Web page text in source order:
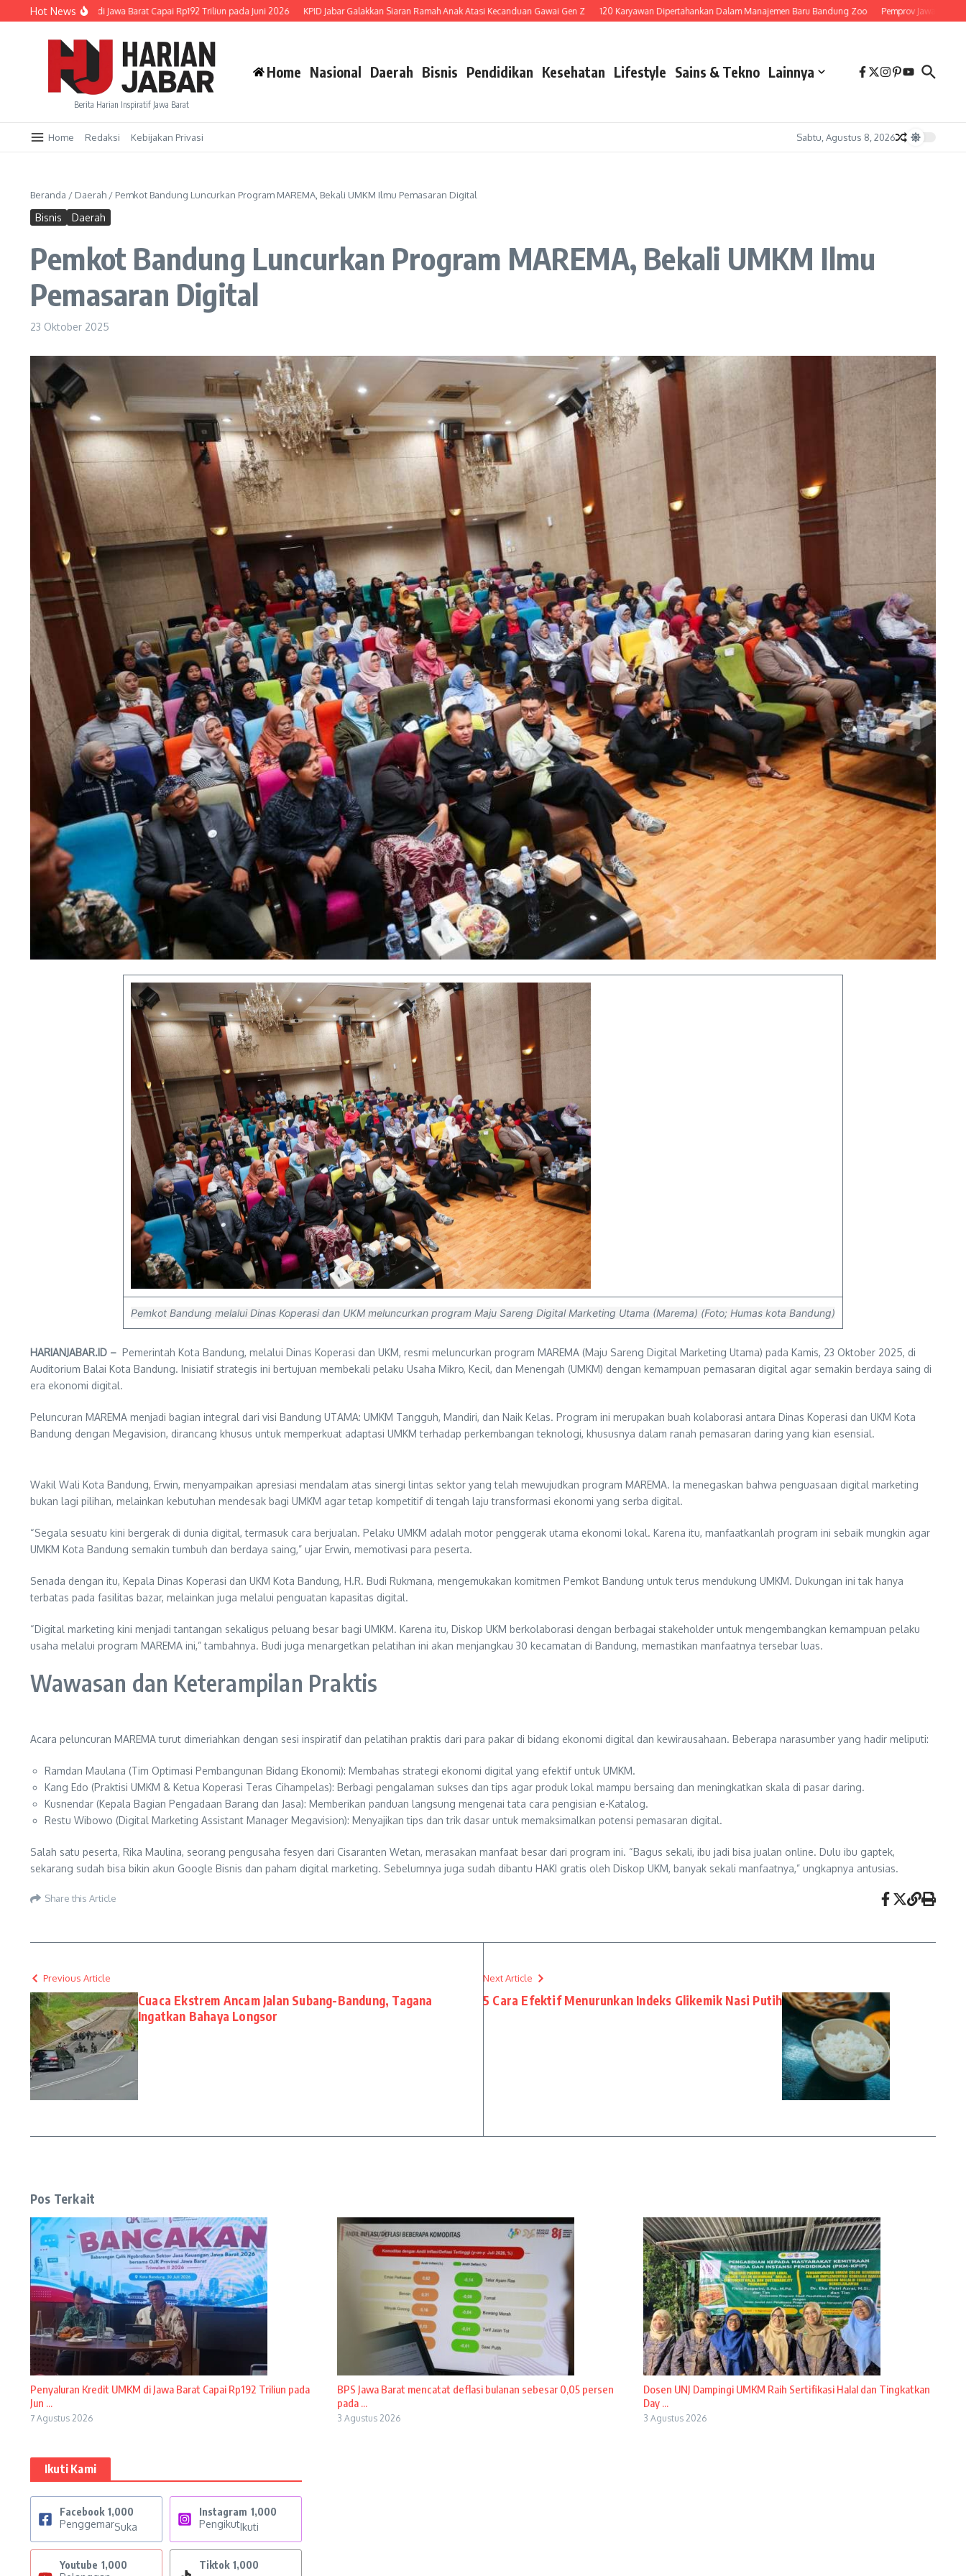
Lewati ke konten
Hot News
Kredit UMKM di Jawa Barat Capai Rp192 Triliun pada Juni 2026 KPID Jabar Galakkan Siaran Ramah Anak Atasi Kecanduan Gawai Gen Z 120 Karyawan Dipertahankan Dalam Manajemen Baru Bandung Zoo Pemprov Jawa Barat Siapkan
Berita Harian Inspiratif Jawa Barat
Home Nasional Daerah Bisnis Pendidikan Kesehatan Lifestyle Sains & Tekno Lainnya
Home Redaksi Kebijakan Privasi Sabtu, Agustus 8, 2026
Beranda / Daerah / Pemkot Bandung Luncurkan Program MAREMA, Bekali UMKM Ilmu Pemasaran Digital
Bisnis Daerah
Pemkot Bandung Luncurkan Program MAREMA, Bekali UMKM Ilmu
Pemasaran Digital
23 Oktober 2025
Pemkot Bandung melalui Dinas Koperasi dan UKM meluncurkan program Maju Sareng Digital Marketing Utama (Marema) (Foto; Humas kota Bandung)
HARIANJABAR.ID – Pemerintah Kota Bandung, melalui Dinas Koperasi dan UKM, resmi meluncurkan program MAREMA (Maju Sareng Digital Marketing Utama) pada Kamis, 23 Oktober 2025, di
Auditorium Balai Kota Bandung. Inisiatif strategis ini bertujuan membekali pelaku Usaha Mikro, Kecil, dan Menengah (UMKM) dengan kemampuan pemasaran digital agar semakin berdaya saing di
era ekonomi digital.
Peluncuran MAREMA menjadi bagian integral dari visi Bandung UTAMA: UMKM Tangguh, Mandiri, dan Naik Kelas. Program ini merupakan buah kolaborasi antara Dinas Koperasi dan UKM Kota
Bandung dengan Megavision, dirancang khusus untuk memperkuat adaptasi UMKM terhadap perkembangan teknologi, khususnya dalam ranah pemasaran daring yang kian esensial.
Wakil Wali Kota Bandung, Erwin, menyampaikan apresiasi mendalam atas sinergi lintas sektor yang telah mewujudkan program MAREMA. Ia menegaskan bahwa penguasaan digital marketing
bukan lagi pilihan, melainkan kebutuhan mendesak bagi UMKM agar tetap kompetitif di tengah laju transformasi ekonomi yang serba digital.
“Segala sesuatu kini bergerak di dunia digital, termasuk cara berjualan. Pelaku UMKM adalah motor penggerak utama ekonomi lokal. Karena itu, manfaatkanlah program ini sebaik mungkin agar
UMKM Kota Bandung semakin tumbuh dan berdaya saing,” ujar Erwin, memotivasi para peserta.
Senada dengan itu, Kepala Dinas Koperasi dan UKM Kota Bandung, H.R. Budi Rukmana, mengemukakan komitmen Pemkot Bandung untuk terus mendukung UMKM. Dukungan ini tak hanya
terbatas pada fasilitas bazar, melainkan juga melalui penguatan kapasitas digital.
“Digital marketing kini menjadi tantangan sekaligus peluang besar bagi UMKM. Karena itu, Diskop UKM berkolaborasi dengan berbagai stakeholder untuk mengembangkan kemampuan pelaku
usaha melalui program MAREMA ini,” tambahnya. Budi juga menargetkan pelatihan ini akan menjangkau 30 kecamatan di Bandung, memastikan manfaatnya tersebar luas.
Wawasan dan Keterampilan Praktis
Acara peluncuran MAREMA turut dimeriahkan dengan sesi inspiratif dan pelatihan praktis dari para pakar di bidang ekonomi digital dan kewirausahaan. Beberapa narasumber yang hadir meliputi:
Ramdan Maulana (Tim Optimasi Pembangunan Bidang Ekonomi): Membahas strategi ekonomi digital yang efektif untuk UMKM.
Kang Edo (Praktisi UMKM & Ketua Koperasi Teras Cihampelas): Berbagi pengalaman sukses dan tips agar produk lokal mampu bersaing dan meningkatkan skala di pasar daring.
Kusnendar (Kepala Bagian Pengadaan Barang dan Jasa): Memberikan panduan langsung mengenai tata cara pengisian e-Katalog.
Restu Wibowo (Digital Marketing Assistant Manager Megavision): Menyajikan tips dan trik dasar untuk memaksimalkan potensi pemasaran digital.
Salah satu peserta, Rika Maulina, seorang pengusaha fesyen dari Cisaranten Wetan, merasakan manfaat besar dari program ini. “Bagus sekali, ibu jadi bisa jualan online. Dulu ibu gaptek,
sekarang sudah bisa bikin akun Google Bisnis dan paham digital marketing. Sebelumnya juga sudah dibantu HAKI gratis oleh Diskop UKM, banyak sekali manfaatnya,” ungkapnya antusias.
Share this Article
Previous Article
Cuaca Ekstrem Ancam Jalan Subang-Bandung, Tagana
Ingatkan Bahaya Longsor
Next Article
5 Cara Efektif Menurunkan Indeks Glikemik Nasi Putih
Pos Terkait
Penyaluran Kredit UMKM di Jawa Barat Capai Rp192 Triliun pada
Jun ...
7 Agustus 2026
BPS Jawa Barat mencatat deflasi bulanan sebesar 0,05 persen
pada ...
3 Agustus 2026
Dosen UNJ Dampingi UMKM Raih Sertifikasi Halal dan Tingkatkan
Day ...
3 Agustus 2026
Ikuti Kami
Facebook 1,000
PenggemarSuka
Instagram 1,000
PengikutIkuti
Youtube 1,000
Tiktok 1,000